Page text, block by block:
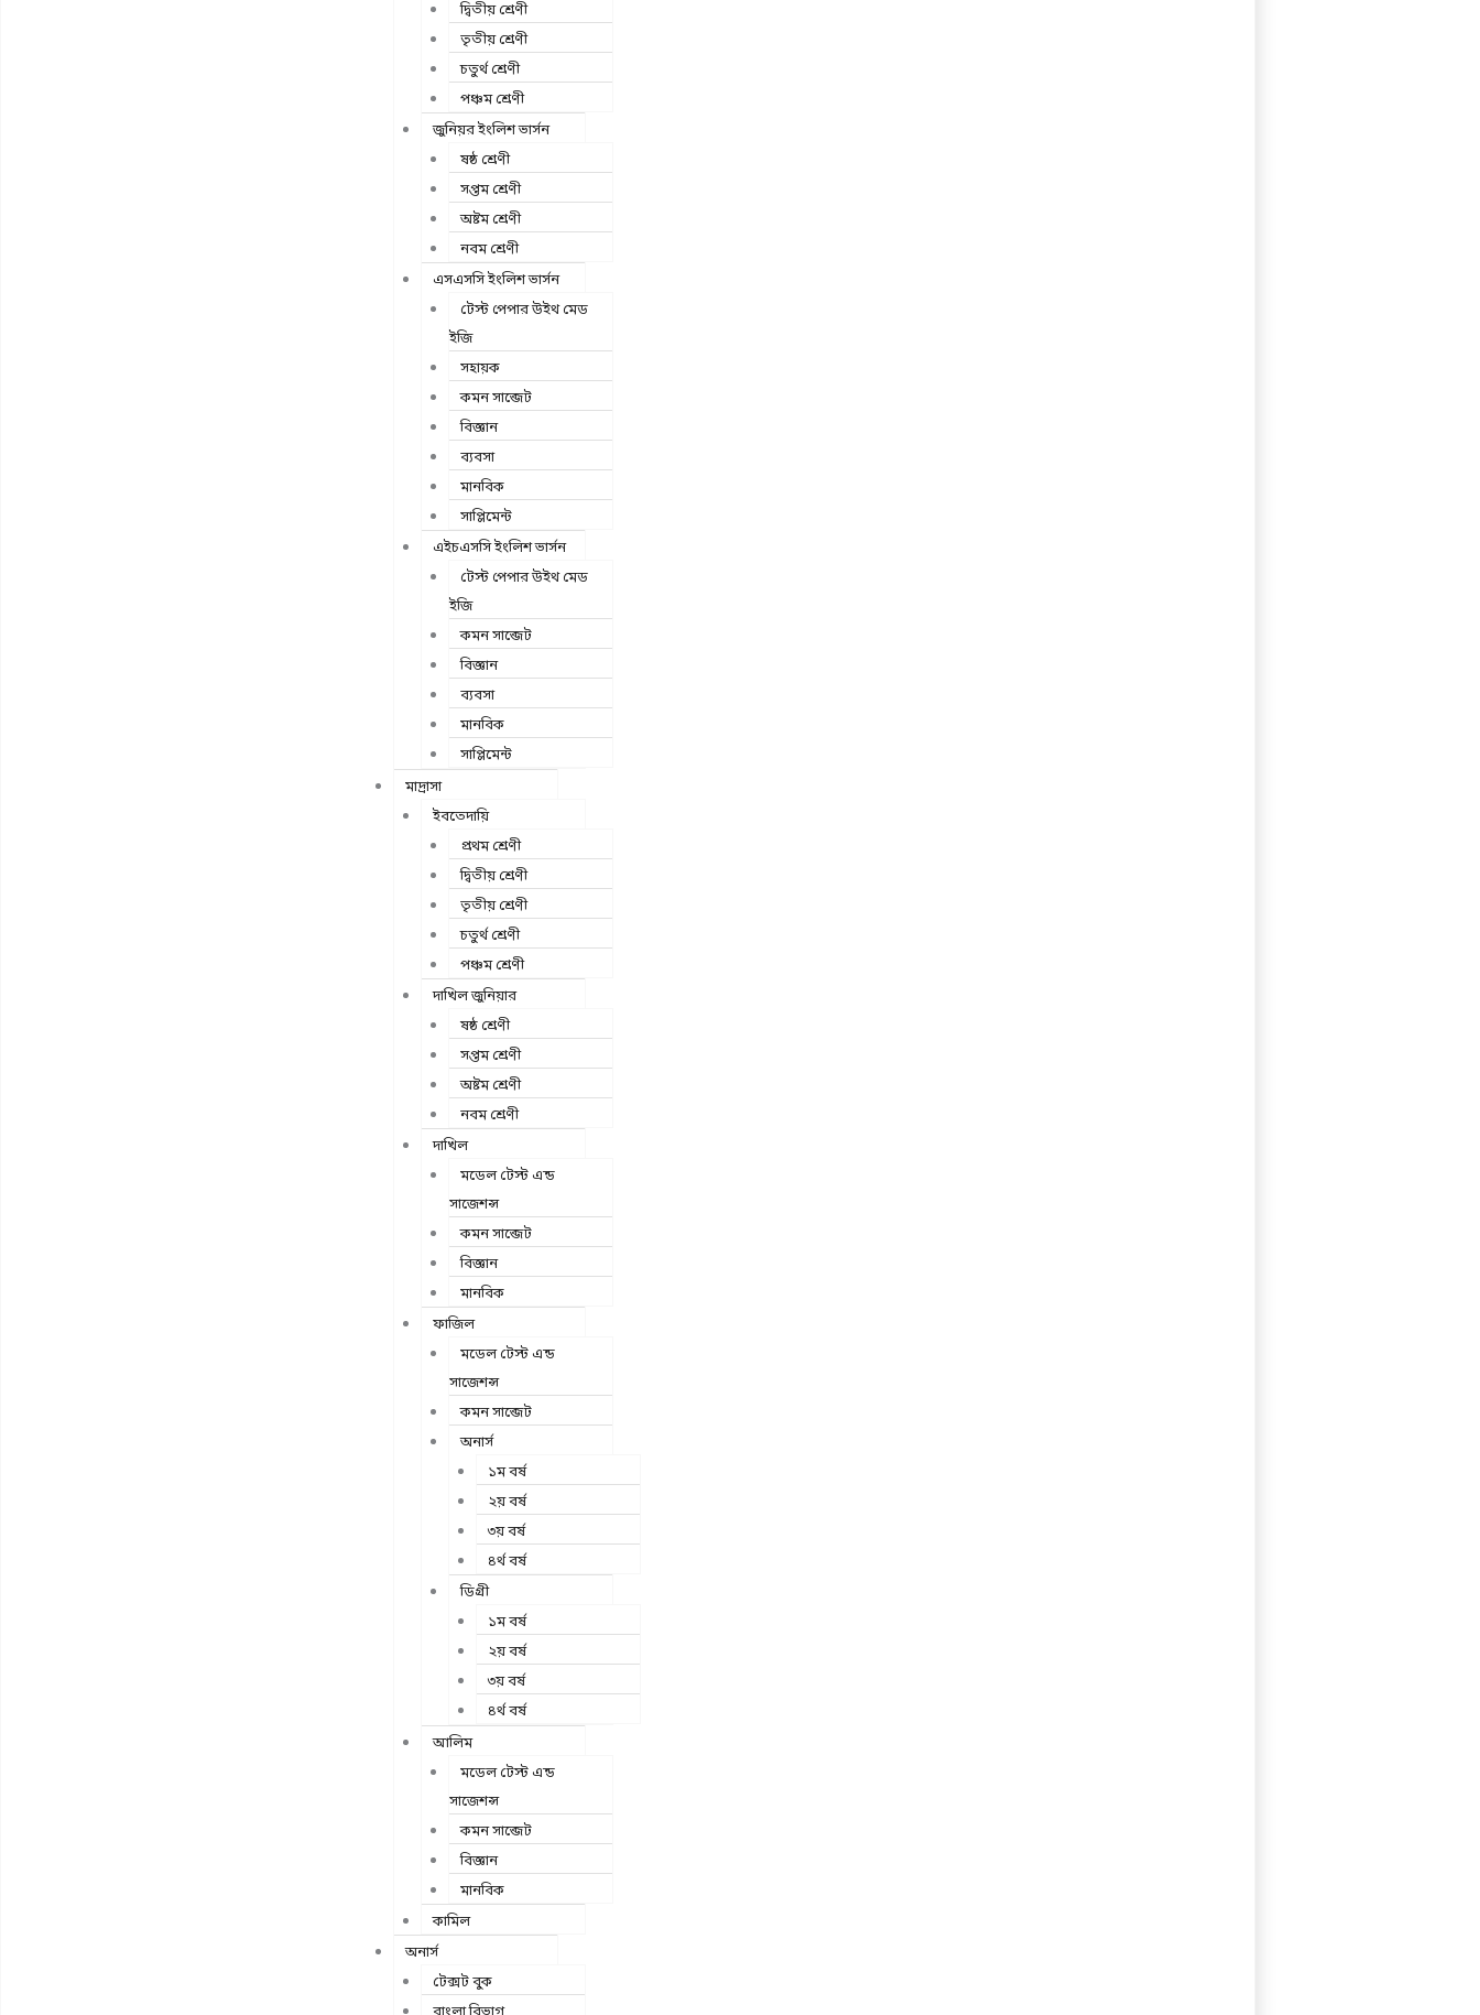
দ্বিতীয় শ্রেণী
তৃতীয় শ্রেণী
চতুর্থ শ্রেণী
পঞ্চম শ্রেণী
জুনিয়র ইংলিশ ভার্সন
ষষ্ঠ শ্রেণী
সপ্তম শ্রেণী
অষ্টম শ্রেণী
নবম শ্রেণী
এসএসসি ইংলিশ ভার্সন
টেস্ট পেপার উইথ মেড
ইজি
সহায়ক
কমন সাব্জেট
বিজ্ঞান
ব্যবসা
মানবিক
সাপ্লিমেন্ট
এইচএসসি ইংলিশ ভার্সন
টেস্ট পেপার উইথ মেড
ইজি
কমন সাব্জেট
বিজ্ঞান
ব্যবসা
মানবিক
সাপ্লিমেন্ট
মাদ্রাসা
ইবতেদায়ি
প্রথম শ্রেণী
দ্বিতীয় শ্রেণী
তৃতীয় শ্রেণী
চতুর্থ শ্রেণী
পঞ্চম শ্রেণী
দাখিল জুনিয়ার
ষষ্ঠ শ্রেণী
সপ্তম শ্রেণী
অষ্টম শ্রেণী
নবম শ্রেণী
দাখিল
মডেল টেস্ট এন্ড
সাজেশন্স
কমন সাব্জেট
বিজ্ঞান
মানবিক
ফাজিল
মডেল টেস্ট এন্ড
সাজেশন্স
কমন সাব্জেট
অনার্স
১ম বর্ষ
২য় বর্ষ
৩য় বর্ষ
৪র্থ বর্ষ
ডিগ্রী
১ম বর্ষ
২য় বর্ষ
৩য় বর্ষ
৪র্থ বর্ষ
আলিম
মডেল টেস্ট এন্ড
সাজেশন্স
কমন সাব্জেট
বিজ্ঞান
মানবিক
কামিল
অনার্স
টেক্সট বুক